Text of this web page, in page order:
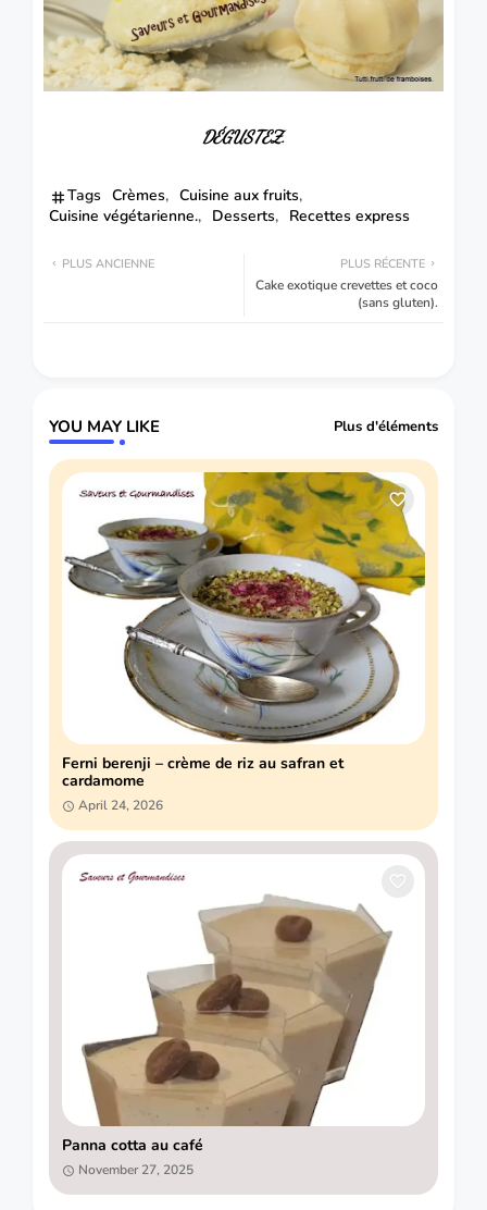
DÉGUSTEZ.
Tags Crèmes
Cuisine aux fruits
Cuisine végétarienne.
Desserts Recettes express
PLUS RÉCENTE
Cake exotique crevettes et coco
(sans gluten).
PLUS ANCIENNE
YOU MAY LIKE Plus d'éléments
Ferni berenji – crème de riz au safran et
cardamome
April 24, 2026
Panna cotta au café
November 27, 2025